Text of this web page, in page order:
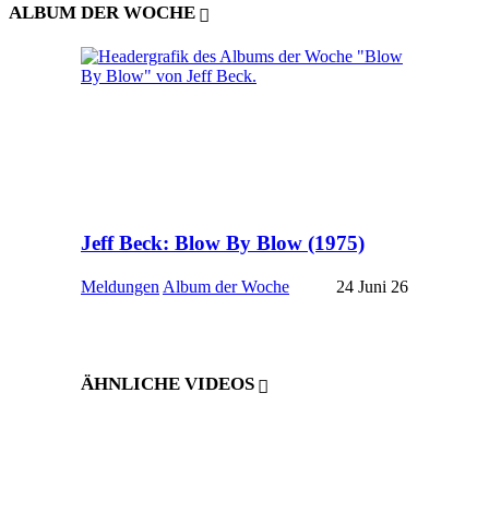
ALBUM DER WOCHE
Jeff Beck: Blow By Blow (1975)
Meldungen Album der Woche 24 Juni 26
ÄHNLICHE VIDEOS